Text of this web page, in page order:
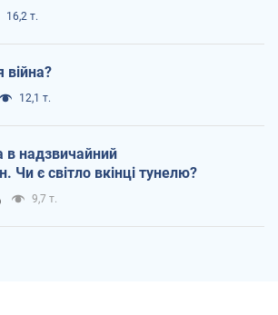
16,2 т.
війна?
12,1 т.
в надзвичайний
Чи є світло вкінці тунелю?
9,7 т.